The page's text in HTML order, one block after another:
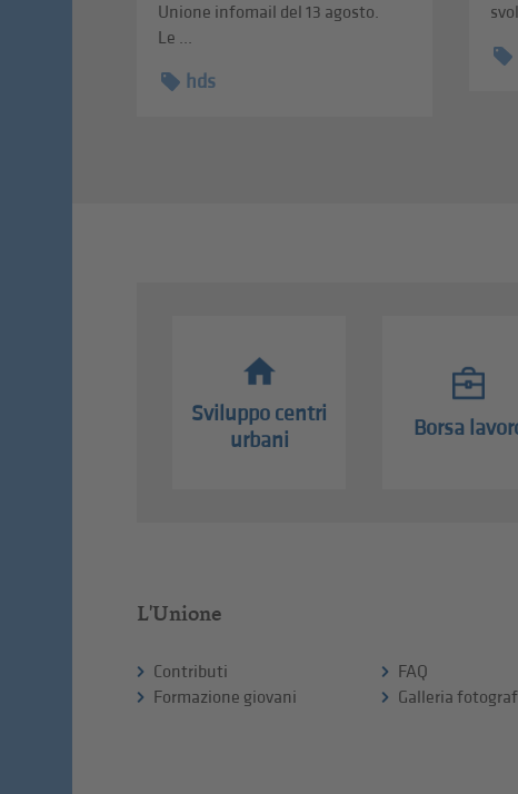
Unione infomail del 13 agosto.
Le ...
hds
Sviluppo centri
urbani
Borsa
L'Unione
Contributi
Formazione giovani
FAQ
Galleria